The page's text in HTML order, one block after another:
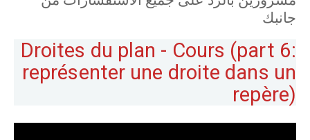
جانبك
Droites du plan - Cours (part 6:
représenter une droite dans un
repère)